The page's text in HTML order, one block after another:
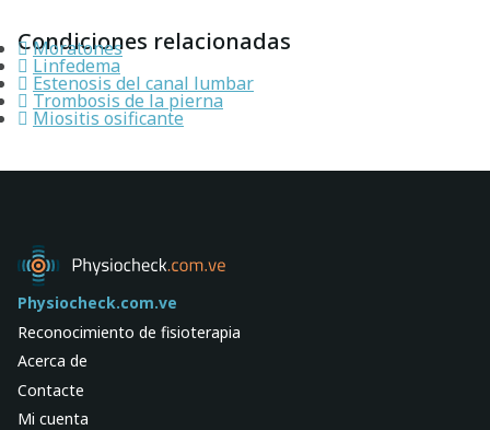
Condiciones relacionadas
Moratones
Linfedema
Estenosis del canal lumbar
Trombosis de la pierna
Miositis osificante
Physiocheck.com.ve
Reconocimiento de fisioterapia
Acerca de
Contacte
Mi cuenta